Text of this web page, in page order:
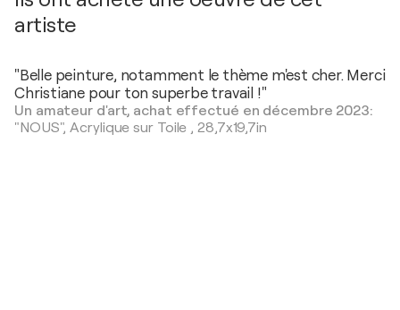
artiste
"Belle peinture, notamment le thème m'est cher. Merci
Christiane pour ton superbe travail !"
Un amateur d'art, achat effectué en décembre 2023:
"NOUS",Acrylique sur Toile ,28,7x19,7in